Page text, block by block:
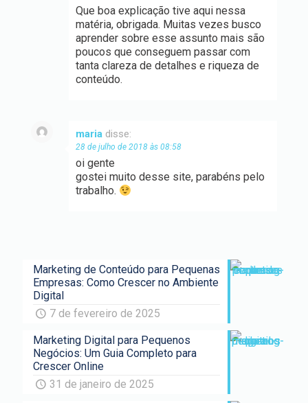
Que boa explicação tive aqui nessa
matéria, obrigada. Muitas vezes busco
aprender sobre esse assunto mais são
poucos que conseguem passar com
tanta clareza de detalhes e riqueza de
conteúdo.
maria disse:
28 de julho de 2018 às 08:58
oi gente
gostei muito desse site, parabéns pelo
trabalho.
Marketing de Conteúdo para Pequenas
Empresas: Como Crescer no Ambiente
Digital
7 de fevereiro de 2025
Marketing Digital para Pequenos
Negócios: Um Guia Completo para
Crescer Online
31 de janeiro de 2025